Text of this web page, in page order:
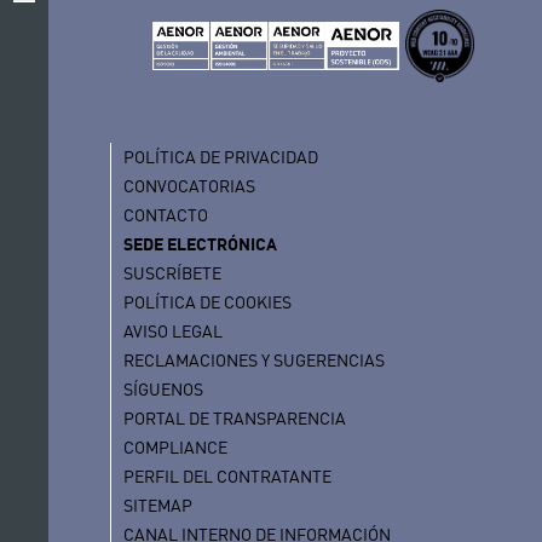
POLÍTICA DE PRIVACIDAD
CONVOCATORIAS
CONTACTO
SEDE ELECTRÓNICA
SUSCRÍBETE
POLÍTICA DE COOKIES
AVISO LEGAL
RECLAMACIONES Y SUGERENCIAS
SÍGUENOS
PORTAL DE TRANSPARENCIA
COMPLIANCE
PERFIL DEL CONTRATANTE
SITEMAP
CANAL INTERNO DE INFORMACIÓN